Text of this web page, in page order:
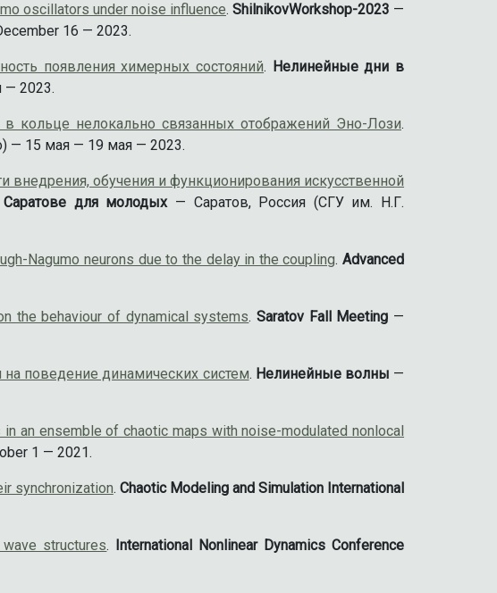
oscillators under noise influence.ShilnikovWorkshop-2023 —
16 — 2023.
появления химерных состояний. Нелинейные дни в
— 2023.
кольце нелокально связанных отображений Эно-Лози.
— 15 мая — 19 мая — 2023.
внедрения, обучения и функционирования искусственной
для молодых— Саратов, Россия (СГУ им. Н.Г.
Nagumo neurons due to the delay in the coupling.Advanced
the behaviour of dynamical systems.Saratov Fall Meeting —
поведение динамических систем. Нелинейные волны —
an ensemble of chaotic maps with noise-modulated nonlocal
1 — 2021.
synchronization. Chaotic Modeling and Simulation International
structures.
International Nonlinear Dynamics Conference